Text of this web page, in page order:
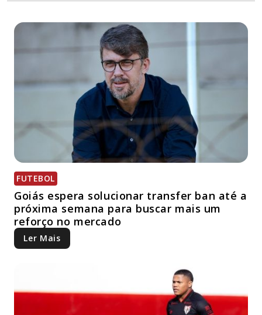
FUTEBOL
Goiás espera solucionar transfer ban até a
próxima semana para buscar mais um
reforço no mercado
Ler Mais